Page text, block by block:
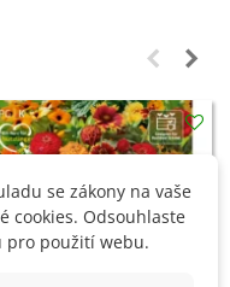
se zákony na vaše
cookies. Odsouhlaste
pro použití webu.